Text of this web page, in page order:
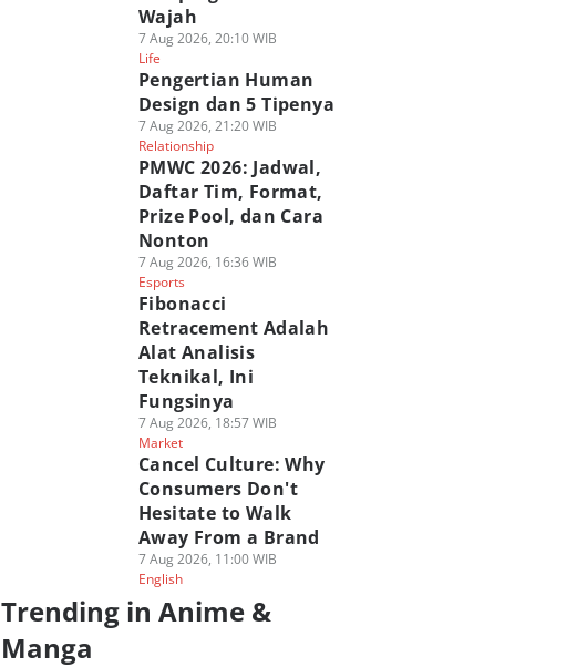
Wajah
7 Aug 2026, 20:10 WIB
Life
Pengertian Human
Design dan 5 Tipenya
7 Aug 2026, 21:20 WIB
Relationship
PMWC 2026: Jadwal,
Daftar Tim, Format,
Prize Pool, dan Cara
Nonton
7 Aug 2026, 16:36 WIB
Esports
Fibonacci
Retracement Adalah
Alat Analisis
Teknikal, Ini
Fungsinya
7 Aug 2026, 18:57 WIB
Market
Cancel Culture: Why
Consumers Don't
Hesitate to Walk
Away From a Brand
7 Aug 2026, 11:00 WIB
English
Trending in Anime &
Manga